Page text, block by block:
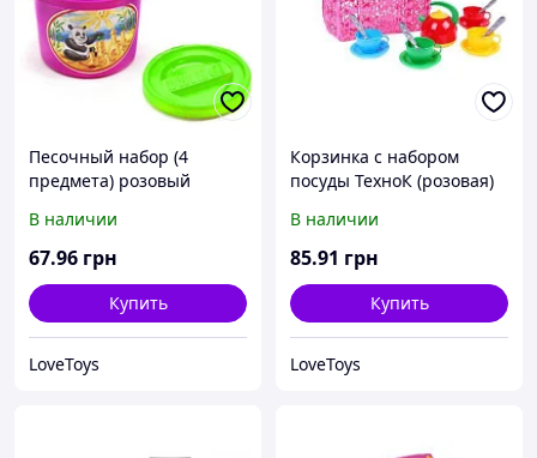
Песочный набор (4
предмета) розовый
В наличии
67.96 грн
Купить
LoveToys
Корзинка с набором
посуды ТехноК (розовая)
В наличии
85.91 грн
Купить
LoveToys